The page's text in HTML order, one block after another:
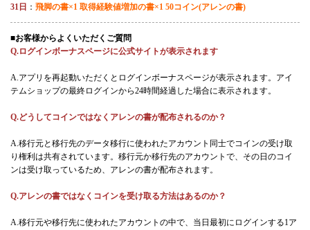
31日 ： 飛脚の書×1 取得経験値増加の書×1 50コイン(アレンの書)
■お客様からよくいただくご質問
Q.ログインボーナスページに公式サイトが表示されます
A.アプリを再起動いただくとログインボーナスページが表示されます。アイ
テムショップの最終ログインから24時間経過した場合に表示されます。
Q.どうしてコインではなくアレンの書が配布されるのか？
A.移行元と移行先のデータ移行に使われたアカウント同士でコインの受け取
り権利は共有されています。移行元か移行先のアカウントで、その日のコイ
ンは受け取っているため、アレンの書が配布されます。
Q.アレンの書ではなくコインを受け取る方法はあるのか？
A.移行元や移行先に使われたアカウントの中で、当日最初にログインする1ア